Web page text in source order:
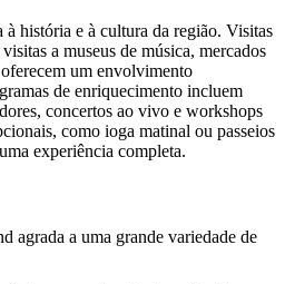
à história e à cultura da região. Visitas
a museus de música, mercados
um envolvimento
de enriquecimento incluem
concertos ao vivo e workshops
como ioga matinal ou passeios
experiência completa.
agrada a uma grande variedade de